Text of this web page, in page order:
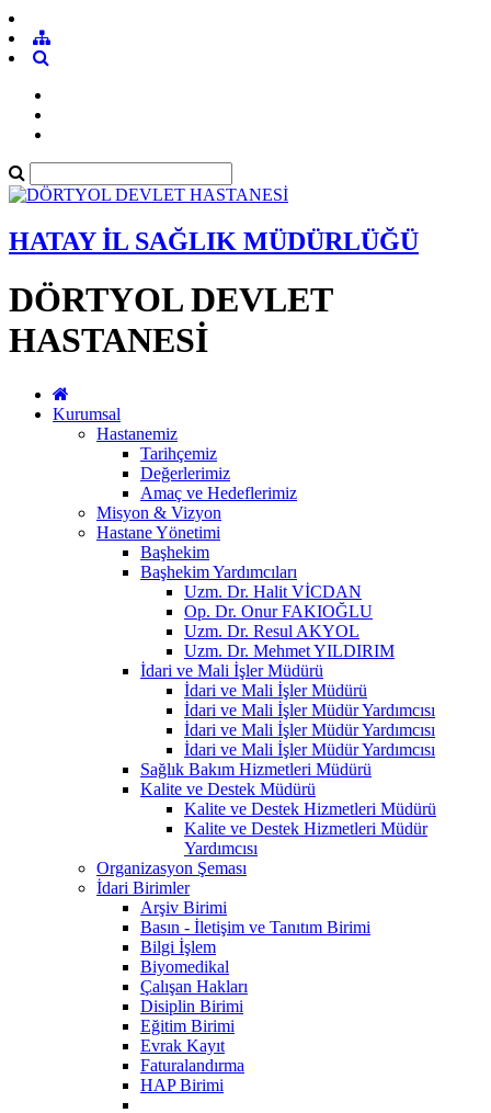
HATAY İL SAĞLIK MÜDÜRLÜĞÜ
DÖRTYOL DEVLET
HASTANESİ
Kurumsal
Hastanemiz
Tarihçemiz
Değerlerimiz
Amaç ve Hedeflerimiz
Misyon & Vizyon
Hastane Yönetimi
Başhekim
Başhekim Yardımcıları
Uzm. Dr. Halit VİCDAN
Op. Dr. Onur FAKIOĞLU
Uzm. Dr. Resul AKYOL
Uzm. Dr. Mehmet YILDIRIM
İdari ve Mali İşler Müdürü
İdari ve Mali İşler Müdürü
İdari ve Mali İşler Müdür Yardımcısı
İdari ve Mali İşler Müdür Yardımcısı
İdari ve Mali İşler Müdür Yardımcısı
Sağlık Bakım Hizmetleri Müdürü
Kalite ve Destek Müdürü
Kalite ve Destek Hizmetleri Müdürü
Kalite ve Destek Hizmetleri Müdür
Yardımcısı
Organizasyon Şeması
İdari Birimler
Arşiv Birimi
Basın - İletişim ve Tanıtım Birimi
Bilgi İşlem
Biyomedikal
Çalışan Hakları
Disiplin Birimi
Eğitim Birimi
Evrak Kayıt
Faturalandırma
HAP Birimi